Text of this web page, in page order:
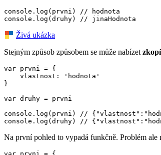
console.log(prvni) // hodnota
console.log(druhy) // jinaHodnota
Živá ukázka
Stejným způsob způsobem se může nabízet
var prvni = {
    vlastnost: 'hodnota'
}
var druhy = prvni
console.log(prvni) //
console.log(druhy) //
Na první pohled to vypadá funkčně. Problém ale